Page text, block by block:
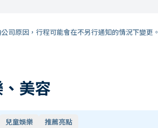
司原因，行程可能會在不另行通知的情況下變更。
美容
兒童娛樂 推薦亮點